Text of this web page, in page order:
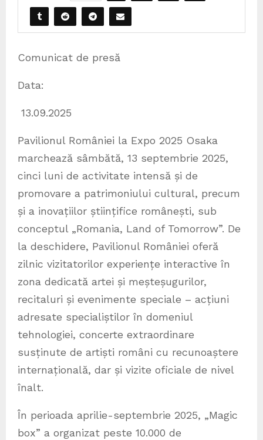
Comunicat de presă
Data:
13.09.2025
Pavilionul României la Expo 2025 Osaka
marchează sâmbătă, 13 septembrie 2025,
cinci luni de activitate intensă și de
promovare a patrimoniului cultural, precum
și a inovațiilor științifice românești, sub
conceptul „Romania, Land of Tomorrow”. De
la deschidere, Pavilionul României oferă
zilnic vizitatorilor experiențe interactive în
zona dedicată artei și meșteșugurilor,
recitaluri și evenimente speciale – acțiuni
adresate specialiștilor în domeniul
tehnologiei, concerte extraordinare
susținute de artiști români cu recunoaștere
internațională, dar și vizite oficiale de nivel
înalt.
În perioada aprilie-septembrie 2025, „Magic
box” a organizat peste 10.000 de